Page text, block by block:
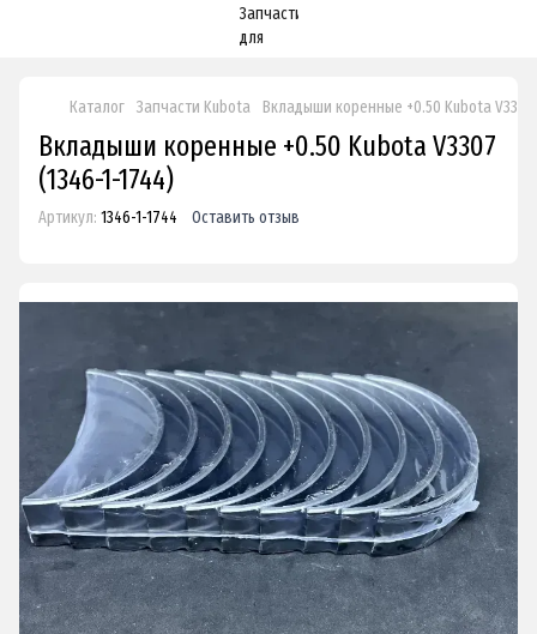
Каталог Запчасти Kubota Вкладыши коренные +0.50 Kubota V3307
Вкладыши коренные +0.50 Kubota V3307
(1346-1-1744)
Артикул: 1346-1-1744 Оставить отзыв